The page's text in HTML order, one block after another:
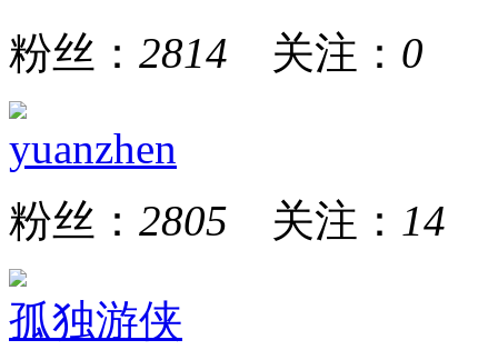
粉丝： 2814 关注： 0
yuanzhen
粉丝： 2805 关注： 14
孤独游侠